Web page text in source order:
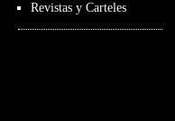
Revistas y Carteles